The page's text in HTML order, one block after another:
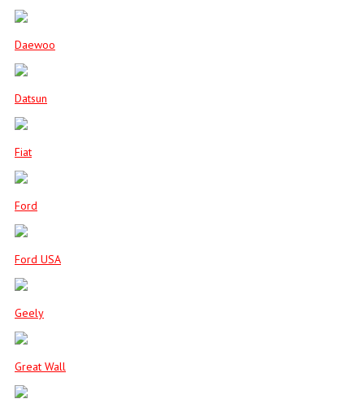
Daewoo
Datsun
Fiat
Ford
Ford USA
Geely
Great Wall